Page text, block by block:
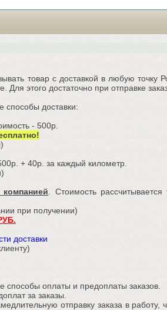
товар с доставкой в любую точку
этого достаточно при отправке
доставки:
- 500р.
+ 40р. за каждый километр.
компанией . Стоимость рассчитывается
при получении)
доставки
оплаты и предоплаты заказов.
за заказы.
отправку заказа в работу,